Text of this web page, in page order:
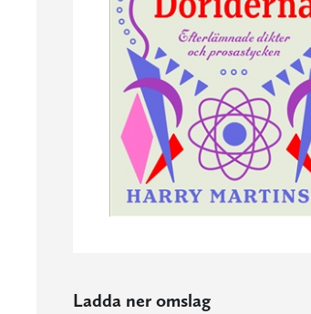
Ladda ner omslag